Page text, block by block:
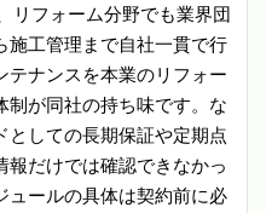
リフォーム分野でも業界団
施工管理まで自社一貫で行
テナンスを本業のリフォー
制が同社の持ち味です。な
としての長期保証や定期点
報だけでは確認できなかっ
ュールの具体は契約前に必